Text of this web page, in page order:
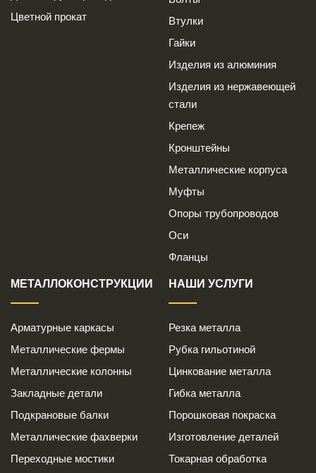
Цветной прокат
Втулки
Гайки
Изделия из алюминия
Изделия из нержавеющей
стали
Крепеж
Кронштейны
Металлические корпуса
Муфты
Опоры трубопроводов
Оси
Фланцы
МЕТАЛЛОКОНСТРУКЦИИ
Арматурные каркасы
Металлические фермы
Металлические колонны
Закладные детали
Подкрановые балки
Металлические фахверки
Переходные мостики
НАШИ УСЛУГИ
Резка металла
Рубка гильотиной
Цинкование металла
Гибка металла
Порошковая покраска
Изготовление деталей
Токарная обработка